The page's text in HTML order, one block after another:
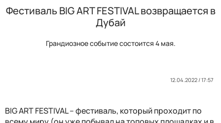
Фестиваль BIG ART FESTIVAL возвращается в
Дубай
Грандиозное событие состоится 4 мая.
12.04.2022 / 17:57
BIG ART FESTIVAL – фестиваль, который проходит по